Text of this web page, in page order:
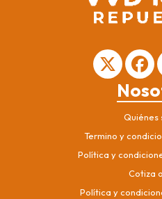
Quiénes
Termino y
Política y
Cotiza
Política y